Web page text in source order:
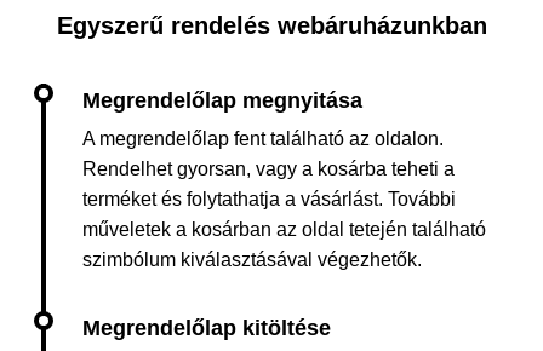
Egyszerű rendelés webáruházunkban
A megrendelőlap fent található az oldalon.
Rendelhet gyorsan, vagy a kosárba teheti a
terméket és folytathatja a vásárlást. További
műveletek a kosárban az oldal tetején található
szimbólum kiválasztásával végezhetők.